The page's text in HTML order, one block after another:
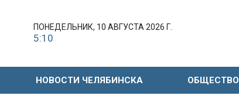
ПОНЕДЕЛЬНИК, 10 АВГУСТА 2026 Г.
5:10
НОВОСТИ ЧЕЛЯБИНСКА ОБЩЕСТВО